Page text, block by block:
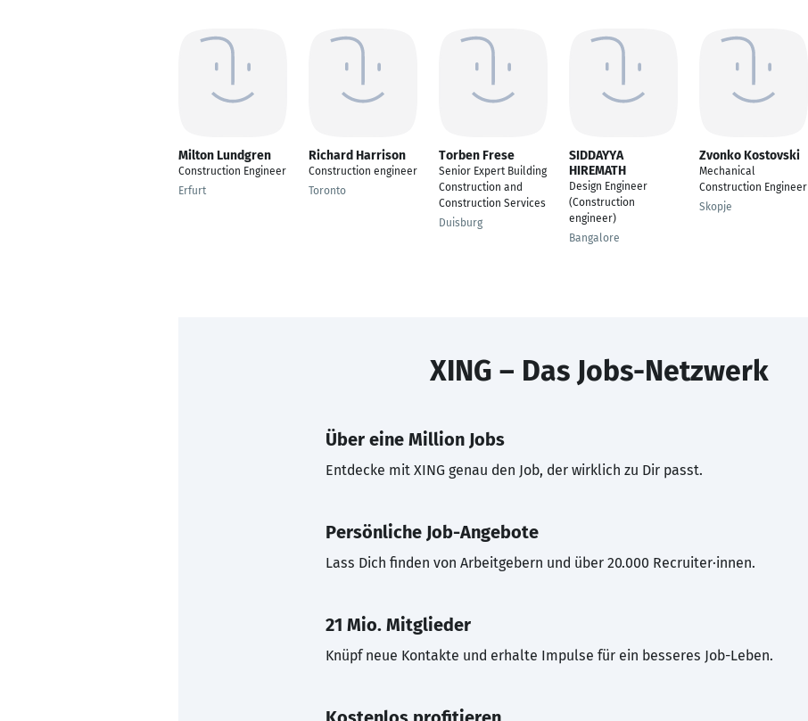
Milton Lundgren
Construction Engineer
Erfurt
Richard Harrison
Construction engineer
Toronto
Torben Frese
Senior Expert Building
Construction and
Construction Services
Duisburg
SIDDAYYA
HIREMATH
Design Engineer
(Construction
engineer)
Bangalore
Zvonko Kostovski
Mechanical
Construction Engineer
Skopje
XING – Das Jobs-Netzwerk
Über eine Million Jobs
Entdecke mit XING genau den Job, der wirklich zu Dir passt.
Persönliche Job-Angebote
Lass Dich finden von Arbeitgebern und über 20.000 Recruiter·innen.
21 Mio. Mitglieder
Knüpf neue Kontakte und erhalte Impulse für ein besseres Job-Leben.